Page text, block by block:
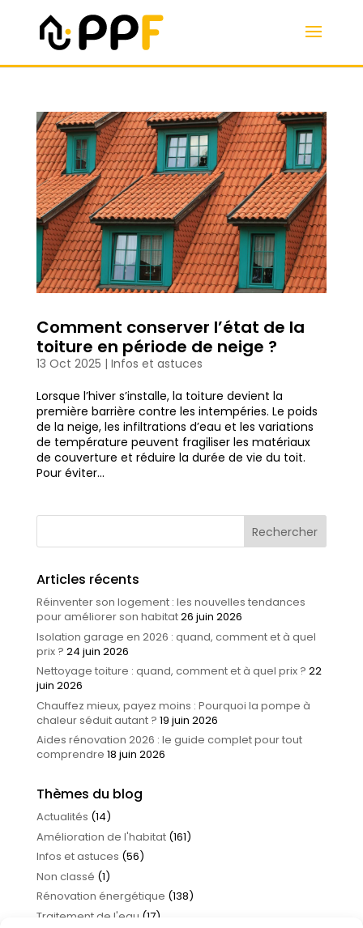
Comment conserver l’état de la
toiture en période de neige ?
13 Oct 2025 | Infos et astuces
Lorsque l’hiver s’installe, la toiture devient la
première barrière contre les intempéries. Le poids
de la neige, les infiltrations d’eau et les variations
de température peuvent fragiliser les matériaux
de couverture et réduire la durée de vie du toit.
Pour éviter...
Articles récents
Réinventer son logement : les nouvelles tendances
pour améliorer son habitat26 juin 2026
Isolation garage en 2026 : quand, comment et à quel
prix ? 24 juin 2026
Nettoyage toiture : quand, comment et à quel prix ? 22
juin 2026
Chauffez mieux, payez moins : Pourquoi la pompe à
chaleur séduit autant ? 19 juin 2026
Aides rénovation 2026 : le guide complet pour tout
comprendre 18 juin 2026
Thèmes du blog
Actualités (14)
Amélioration de l'habitat(161)
Infos et astuces (56)
Non classé (1)
Rénovation énergétique (138)
Traitement de l'eau (17)